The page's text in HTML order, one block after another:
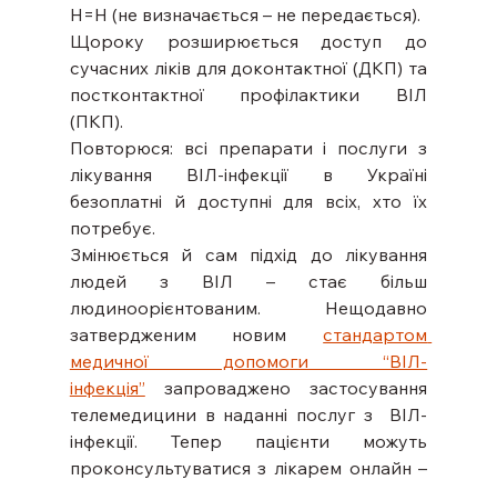
Н=Н (не визначається – не передається).
Щороку розширюється доступ до
сучасних ліків для доконтактної (ДКП) та
постконтактної профілактики ВІЛ
(ПКП).
Повторюся: всі препарати і послуги з
лікування ВІЛ-інфекції в Україні
безоплатні й доступні для всіх, хто їх
потребує.
Змінюється й сам підхід до лікування
людей з ВІЛ – стає більш
людиноорієнтованим. Нещодавно
затвердженим новим стандартом
медичної допомоги “ВІЛ-
інфекція” запроваджено застосування
телемедицини в наданні послуг з  ВІЛ-
інфекції. Тепер пацієнти можуть
проконсультуватися з лікарем онлайн –